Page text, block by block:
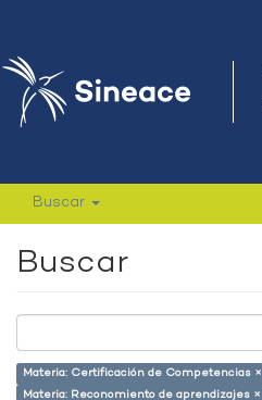
Buscar
Buscar
Materia: Certificación de Competencias ×
Materia: Reconomiento de aprendizajes ×